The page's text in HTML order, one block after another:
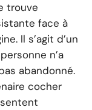
trouve
face à
Il s’agit d’un
n’a
abandonné.
cocher